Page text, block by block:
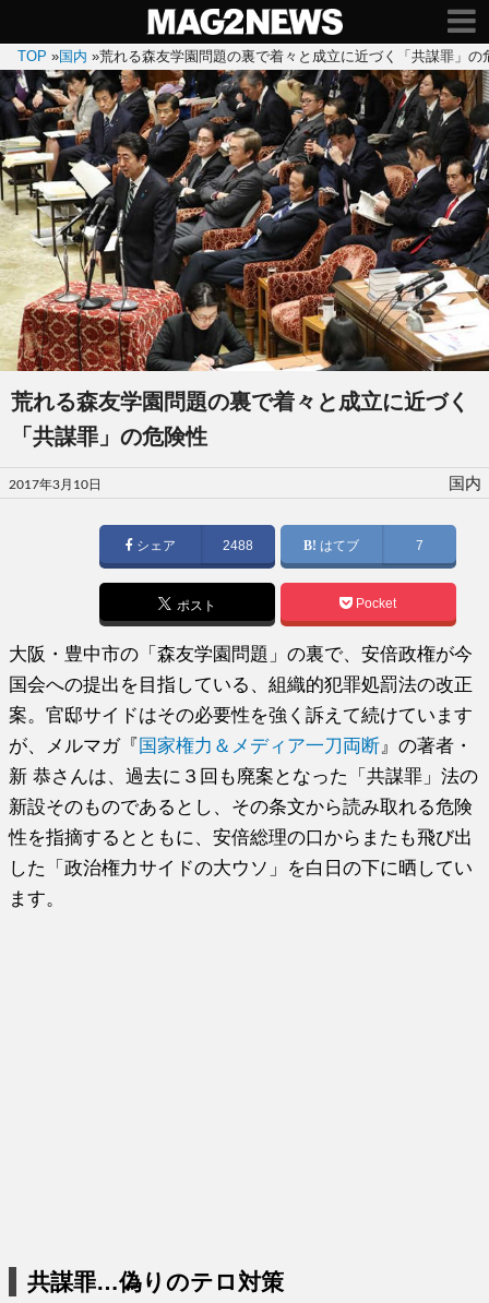
TOP »国内 »荒れる森友学園問題の裏で着々と成立に近づく「共謀罪」の
荒れる森友学園問題の裏で着々と成立に近づく
「共謀罪」の危険性
投
稿
2017年3月10日 国内
シェア 2488 はてブ 7
ポスト Pocket
大阪・豊中市の「森友学園問題」の裏で、安倍政権が今
国会への提出を目指している、組織的犯罪処罰法の改正
案。官邸サイドはその必要性を強く訴えて続けています
が、メルマガ『 国家権力＆メディア一刀両断 』の著者・
新 恭さんは、過去に３回も廃案となった「共謀罪」法の
新設そのものであるとし、その条文から読み取れる危険
性を指摘するとともに、安倍総理の口からまたも飛び出
した「政治権力サイドの大ウソ」を白日の下に晒してい
ます。
共謀罪…偽りのテロ対策